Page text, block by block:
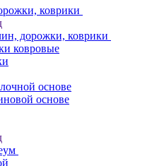
коврики
дорожки, коврики
ковровые
основе
основе